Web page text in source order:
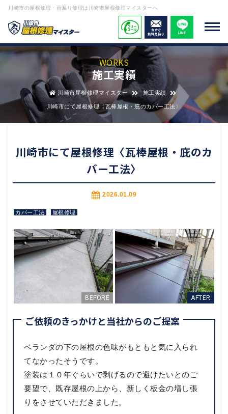
川崎市の屋根修理・雨漏り修理は川崎市屋根修理マイスターへ
WORKS
施工実績
川崎市屋根修理マイスター 施工実績
川崎市にて屋根修理〈瓦棒屋根・庇のカバー工法〉
川崎市にて屋根修理〈瓦棒屋根・庇のカ
バー工法〉
2026.01.09
カバー工法 屋根修理
ご依頼のきっかけと当社からのご提案
ベランダの下の屋根の色味がもともと気に入られ
てなかったそうです。
塗装は１０年ぐらいで剥げるので避けたいとのご
要望で、既存屋根の上から、新しく板金の増し張
りをさせていただきました。